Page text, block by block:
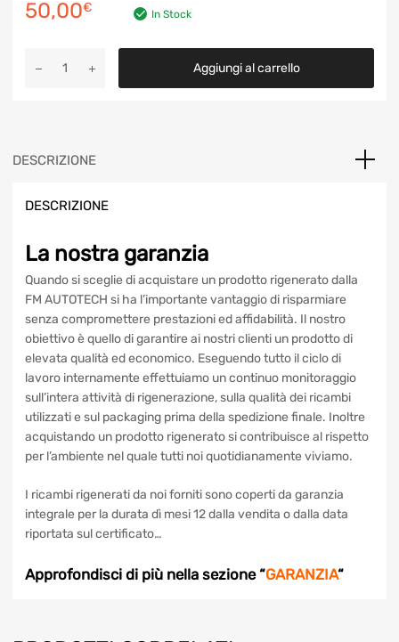
Il
originale
50,00€
attuale
In Stock
Extra
quantità
Aggiungi al carrello
DESCRIZIONE
DESCRIZIONE
La nostra garanzia
Quando si sceglie di acquistare un prodotto rigenerato dalla
FM AUTOTECH si ha l’importante vantaggio di risparmiare
senza compromettere prestazioni ed affidabilità. Il nostro
obiettivo è quello di garantire ai nostri clienti un prodotto di
elevata qualità ed economico. Eseguendo tutto il ciclo di
lavoro internamente effettuiamo un continuo monitoraggio
sull’intera attività di rigenerazione, sulla qualità dei ricambi
utilizzati e sul packaging prima della spedizione finale. Inoltre
acquistando un prodotto rigenerato si contribuisce al rispetto
per l’ambiente nel quale tutti noi quotidianamente viviamo.
I ricambi rigenerati da noi forniti sono coperti da garanzia
integrale per la durata dì mesi 12 dalla vendita o dalla data
riportata sul certificato…
Approfondisci di più nella sezione “GARANZIA“